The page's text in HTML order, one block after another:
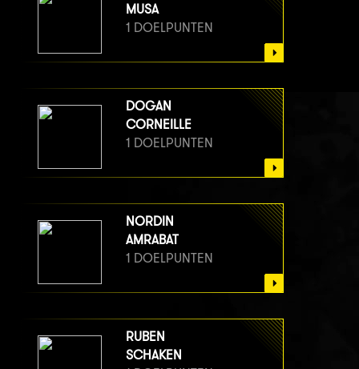
MUSA
1 DOELPUNTEN
DOGAN
CORNEILLE
1 DOELPUNTEN
NORDIN
AMRABAT
1 DOELPUNTEN
RUBEN
SCHAKEN